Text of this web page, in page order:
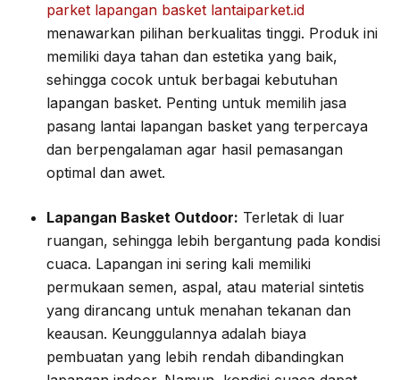
parket lapangan basket lantaiparket.id
menawarkan pilihan berkualitas tinggi. Produk ini
memiliki daya tahan dan estetika yang baik,
sehingga cocok untuk berbagai kebutuhan
lapangan basket. Penting untuk memilih jasa
pasang lantai lapangan basket yang terpercaya
dan berpengalaman agar hasil pemasangan
optimal dan awet.
Lapangan Basket Outdoor: Terletak di luar
ruangan, sehingga lebih bergantung pada kondisi
cuaca. Lapangan ini sering kali memiliki
permukaan semen, aspal, atau material sintetis
yang dirancang untuk menahan tekanan dan
keausan. Keunggulannya adalah biaya
pembuatan yang lebih rendah dibandingkan